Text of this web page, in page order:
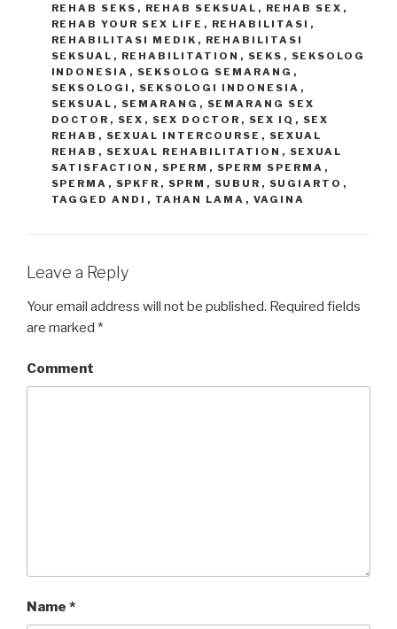
REHAB SEKS , REHAB SEKSUAL , REHAB SEX ,
REHAB YOUR SEX LIFE , REHABILITASI ,
REHABILITASI MEDIK , REHABILITASI
SEKSUAL , REHABILITATION , SEKS , SEKSOLOG
INDONESIA , SEKSOLOG SEMARANG ,
SEKSOLOGI , SEKSOLOGI INDONESIA ,
SEKSUAL , SEMARANG , SEMARANG SEX
DOCTOR , SEX , SEX DOCTOR , SEX IQ , SEX
REHAB , SEXUAL INTERCOURSE , SEXUAL
REHAB , SEXUAL REHABILITATION , SEXUAL
SATISFACTION , SPERM , SPERM SPERMA ,
SPERMA , SPKFR , SPRM , SUBUR , SUGIARTO ,
TAGGED ANDI , TAHAN LAMA , VAGINA
Leave a Reply
Your email address will not be published. Required fields
are marked *
Comment
Name *